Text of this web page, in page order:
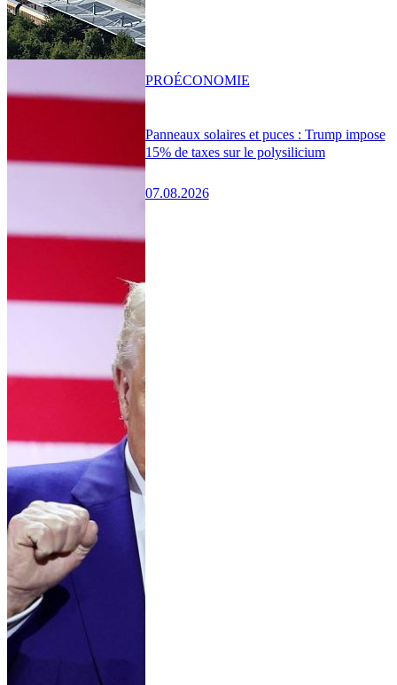
Panneaux solaires et puces : Trump impose
15% de taxes sur le polysilicium
07.08.2026
PROÉCONOMIE